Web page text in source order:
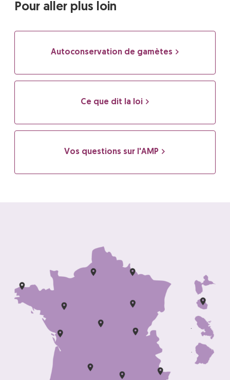
Pour aller plus loin
Autoconservation de gamètes
Ce que dit la loi
Vos questions sur l'AMP